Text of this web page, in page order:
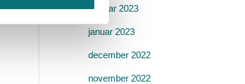
februar 2023
januar 2023
december 2022
november 2022